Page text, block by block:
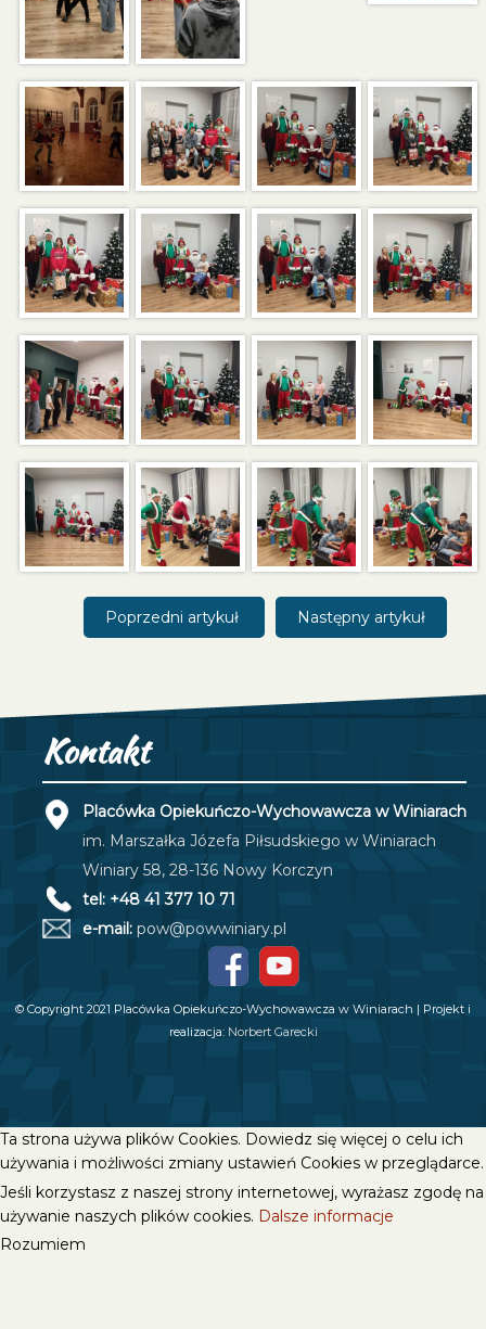
Poprzedni artykuł Następny artykuł
Kontakt
Placówka Opiekuńczo-Wychowawcza w Winiarach
im. Marszałka Józefa Piłsudskiego w Winiarach
Winiary 58, 28-136 Nowy Korczyn
tel: +48 41 377 10 71
e-mail: pow@powwiniary.pl
© Copyright 2021 Placówka Opiekuńczo-Wychowawcza w Winiarach | Projekt i
realizacja: Norbert Garecki
Ta strona używa plików Cookies. Dowiedz się więcej o celu ich
używania i możliwości zmiany ustawień Cookies w przeglądarce.
Jeśli korzystasz z naszej strony internetowej, wyrażasz zgodę na
używanie naszych plików cookies. Dalsze informacje
Rozumiem